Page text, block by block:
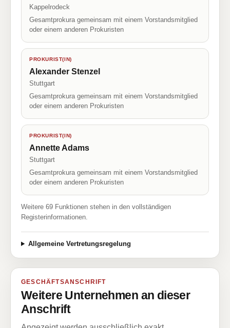
Kappelrodeck
Gesamtprokura gemeinsam mit einem Vorstandsmitglied
oder einem anderen Prokuristen
PROKURIST(IN)
Alexander Stenzel
Stuttgart
Gesamtprokura gemeinsam mit einem Vorstandsmitglied
oder einem anderen Prokuristen
PROKURIST(IN)
Annette Adams
Stuttgart
Gesamtprokura gemeinsam mit einem Vorstandsmitglied
oder einem anderen Prokuristen
Weitere 69 Funktionen stehen in den vollständigen
Registerinformationen.
Allgemeine Vertretungsregelung
GESCHÄFTSANSCHRIFT
Weitere Unternehmen an dieser
Anschrift